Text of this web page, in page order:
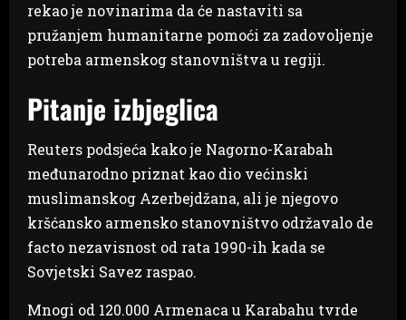
rekao je novinarima da će nastaviti sa
pružanjem humanitarne pomoći za zadovoljenje
potreba armenskog stanovništva u regiji.
Pitanje izbjeglica
Reuters podsjeća kako je Nagorno-Karabah
međunarodno priznat kao dio većinski
muslimanskog Azerbejdžana, ali je njegovo
kršćansko armensko stanovništvo održavalo de
facto nezavisnost od rata 1990-ih kada se
Sovjetski Savez raspao.
Mnogi od 120.000 Armenaca u Karabahu tvrde